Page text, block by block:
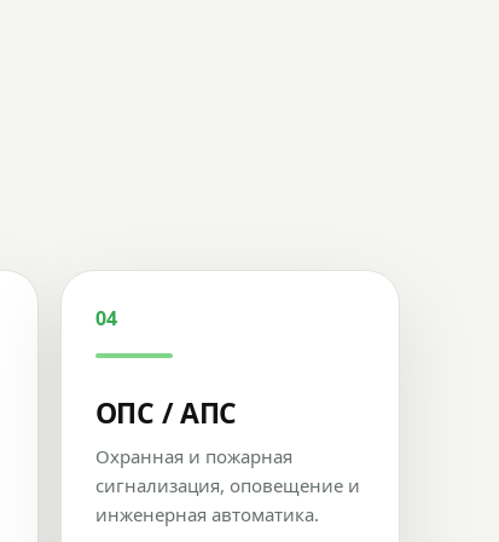
04
ОПС / АПС
Охранная и пожарная
сигнализация, оповещение и
инженерная автоматика.